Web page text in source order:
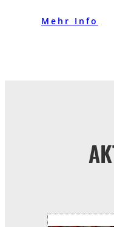
Mehr Info